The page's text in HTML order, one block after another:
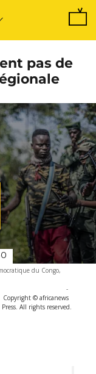
pas de
du Congo,
-
Copyright © africanews
All rights reserved.